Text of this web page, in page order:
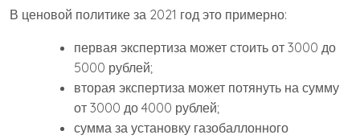
В ценовой политике за 2021 год это примерно:
первая экспертиза может стоить от 3000 до
5000 рублей;
вторая экспертиза может потянуть на сумму
от 3000 до 4000 рублей;
сумма за установку газобаллонного